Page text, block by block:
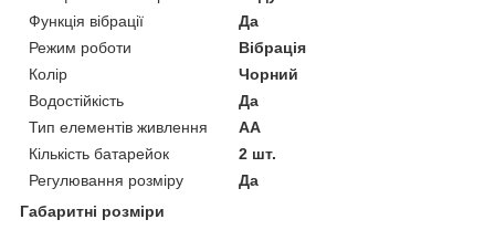
Функція вібрації
Да
Режим роботи
Вібрація
Колір
Чорний
Водостійкість
Да
Тип елементів живлення
AA
Кількість батарейок
2 шт.
Регулювання розміру
Да
Габаритні розміри